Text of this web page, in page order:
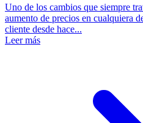
Uno de los cambios que siempre
aumento de precios en cualquiera
cliente desde hace...
Leer más